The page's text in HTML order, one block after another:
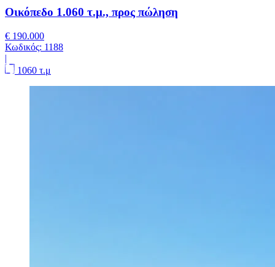
Οικόπεδο 1.060 τ.μ., προς πώληση
€ 190.000
Κωδικός: 1188
|
1060 τ.μ